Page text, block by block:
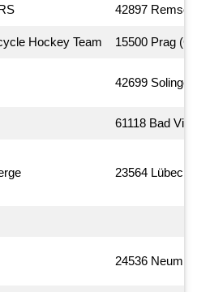
42897
Hockey Team 15500 Prag
42699 Solingen
61118 Bad
23564 Lübeck
24536